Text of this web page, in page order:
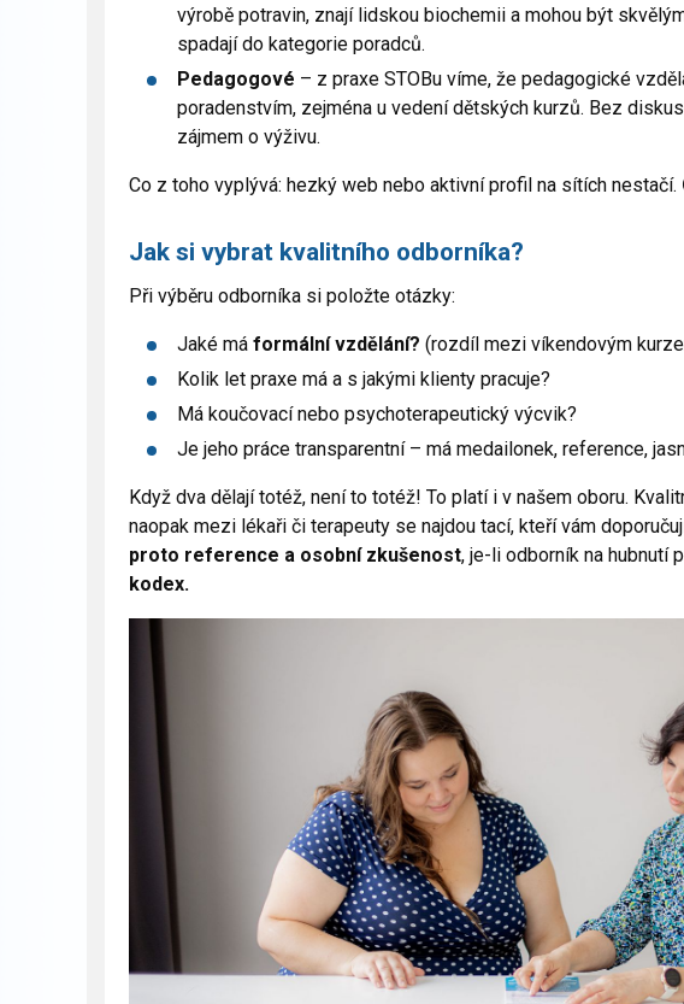
výrobě potravin, znají lidskou biochemii a mohou být
spadají do kategorie poradců.
Pedagogové – z praxe STOBu víme, že pedagogické
poradenstvím, zejména u vedení dětských kurzů. Bez
zájmem o výživu.
Co z toho vyplývá: hezký web nebo aktivní profil na sítích nestačí.
Jak si vybrat kvalitního odborníka?
Při výběru odborníka si položte otázky:
Jaké má formální vzdělání? (rozdíl mezi víkendovým
Kolik let praxe má a s jakými klienty pracuje?
Má koučovací nebo psychoterapeutický výcvik?
Je jeho práce transparentní – má medailonek, reference,
Když dva dělají totéž, není to totéž! To platí i v našem oboru.
naopak mezi lékaři či terapeuty se najdou tací, kteří vám
proto reference a osobní zkušenost, je-li odborník na hubnutí
kodex.